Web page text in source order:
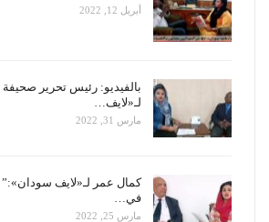
أبريل 12, 2022
بالفيديو: رئيس تحرير
لـ«لايف…
مارس 31, 2022
كمال عمر لـ«لايف
في…
مارس 25, 2022